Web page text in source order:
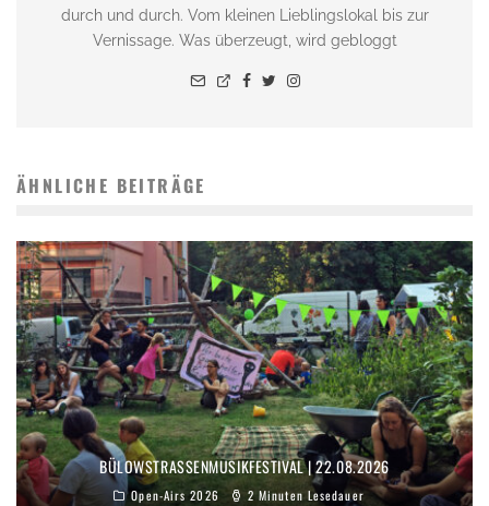
durch und durch. Vom kleinen Lieblingslokal bis zur
Vernissage. Was überzeugt, wird gebloggt
ÄHNLICHE BEITRÄGE
BÜLOWSTRASSENMUSIKFESTIVAL | 22.08.2026
Open-Airs 2026 2 Minuten Lesedauer